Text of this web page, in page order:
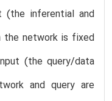
(the inferential and
the network is fixed
(the query/data
and query are